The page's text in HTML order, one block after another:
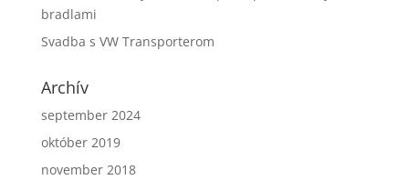
bradlami
Svadba s VW Transporterom
Archív
september 2024
október 2019
november 2018